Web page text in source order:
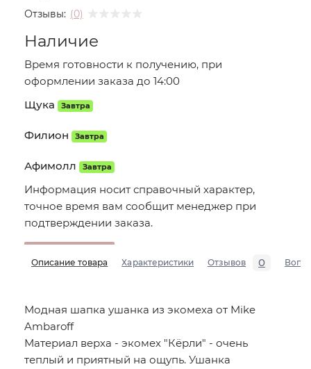
Отзывы: (0)
Наличие
Время готовности к получению, при
оформлении заказа до 14:00
Щука
Завтра
Филион Завтра
Афимолл Завтра
Информация носит справочный характер,
точное время вам сообщит менеджер при
подтверждении заказа.
Описание товара Характеристики Отзывов 0
Модная шапка ушанка из экомеха от Mike
Ambaroff
Материал верха - экомех "Кёрли" - очень
теплый и приятный на ощупь. Ушанка